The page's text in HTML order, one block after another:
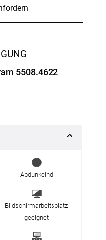
5508.4622
Abdunkelnd
Bildschirmarbeitsplatz
geeignet